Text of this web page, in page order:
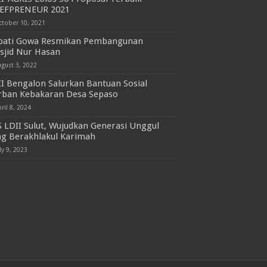
2021
10, 2021
Gowa Resmikan Pembangunan
Nur Hasan
3, 2022
Bengalon Salurkan Bantuan Sosial
Kebakaran Desa Sepaso
8, 2024
LDII Sulut, Wujudkan Generasi Unggul
Berakhlakul Karimah
9, 2023